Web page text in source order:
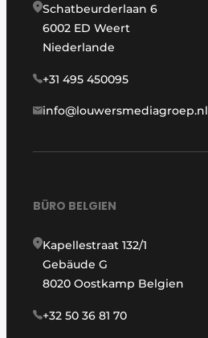
Schatbeurderlaan 6
6002 ED Weert
Niederlande
+31 495 450095
info@louwersmediagroep.nl
BÜRO BELGIEN
Kapellestraat 132/1
Gebäude G
8020 Oostkamp Belgien
+32 50 36 81 70